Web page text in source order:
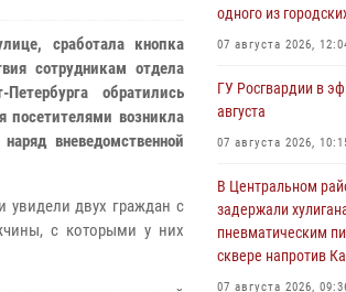
сработала кнопка
сотрудникам отдела
обратились
возникла
вневедомственной
увидели двух граждан с
с которыми у них
одного из
07 августа 2026,
ГУ Росгвардии в
августа
07 августа 2026,
В Центральном
задержали
пневматическим
сквере напротив
07 августа 2026,